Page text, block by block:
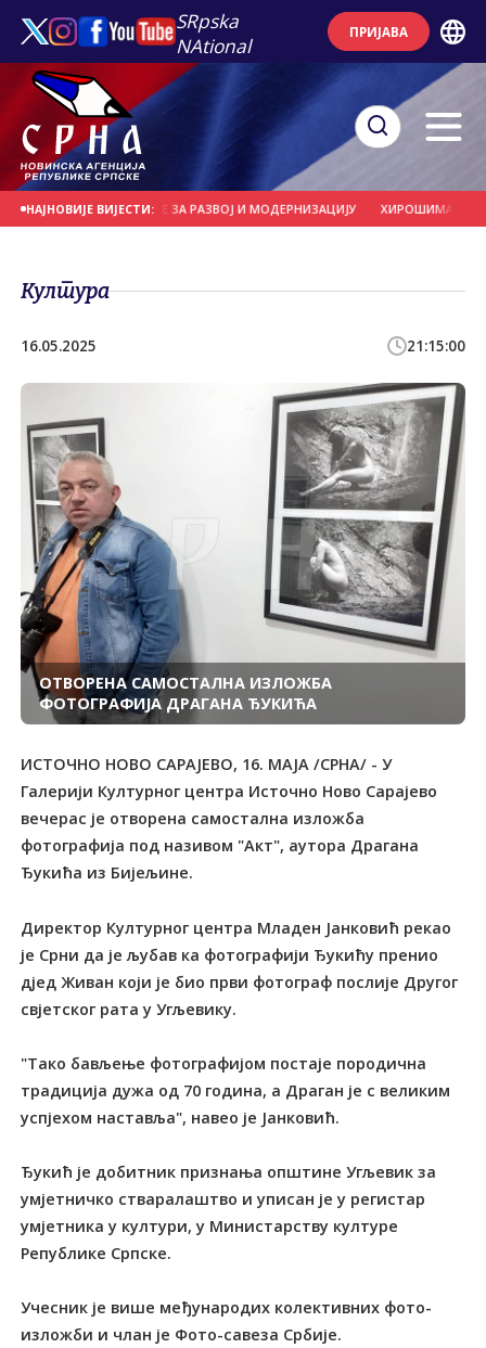
SRpska
NAtional
ПРИЈАВА
НАЈНОВИЈЕ ВИЈЕСТИ:
ИНОВАЦИЈЕ КЉУЧНЕ ЗА РАЗВОЈ И МОДЕРНИЗАЦИЈУ ХИРОШИМА
Култура
16.05.2025 21:15:00
ОТВОРЕНА САМОСТАЛНА ИЗЛОЖБА
ФОТОГРАФИЈА ДРАГАНА ЂУКИЋА
ИСТОЧНО НОВО САРАЈЕВО, 16. МАЈА /СРНА/ - У
Галерији Културног центра Источно Ново Сарајево
вечерас је отворена самостална изложба
фотографија под називом "Акт", аутора Драгана
Ђукића из Бијељине.
Директор Културног центра Младен Јанковић рекао
је Срни да је љубав ка фотографији Ђукићу пренио
дјед Живан који је био први фотограф послије Другог
свјетског рата у Угљевику.
"Тако бављење фотографијом постаје породична
традиција дужа од 70 година, а Драган је с великим
успјехом наставља", навео је Јанковић.
Ђукић је добитник признања општине Угљевик за
умјетничко стваралаштво и уписан је у регистар
умјетника у култури, у Министарству културе
Републике Српске.
Учесник је више међународих колективних фото-
изложби и члан је Фото-савеза Србије.